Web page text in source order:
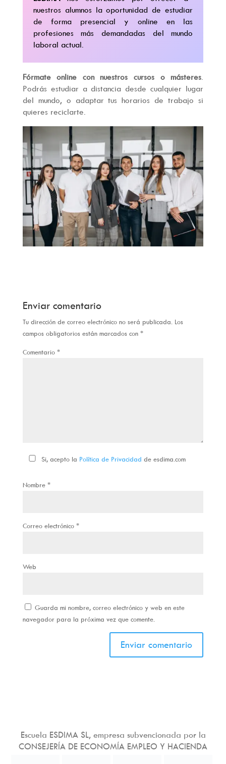
nuestros alumnos la oportunidad de estudiar
de forma presencial y online en las
profesiones más demandadas del mundo
laboral actual.
Fórmate online con nuestros cursos o másteres
Podrás estudiar a distancia desde cualquier lugar
del mundo, o adaptar tus horarios de trabajo si
quieres reciclarte.
Enviar comentario
Tu dirección de correo electrónico no será publicada. Los
campos obligatorios están marcados con *
Comentario *
Si, acepto la Política de Privacidad de esdima.com
Nombre *
Correo electrónico *
Web
Guarda mi nombre, correo electrónico y web en este
navegador para la próxima vez que comente.
Escuela ESDIMA SL, empresa subvencionada por la
CONSEJERÍA DE ECONOMÍA EMPLEO Y HACIENDA